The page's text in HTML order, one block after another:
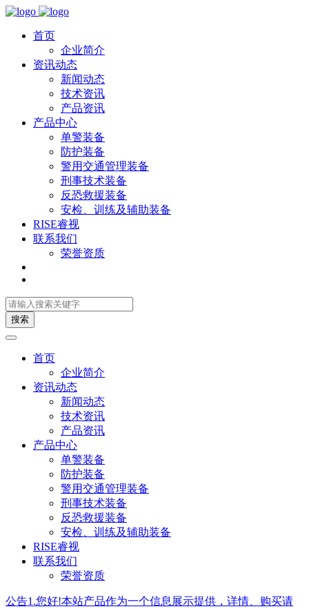
首页
企业简介
资讯动态
新闻动态
技术资讯
产品资讯
产品中心
单警装备
防护装备
警用交通管理装备
刑事技术装备
反恐救援装备
安检、训练及辅助装备
RISE睿视
联系我们
荣誉资质
搜索
首页
企业简介
资讯动态
新闻动态
技术资讯
产品资讯
产品中心
单警装备
防护装备
警用交通管理装备
刑事技术装备
反恐救援装备
安检、训练及辅助装备
RISE睿视
联系我们
荣誉资质
公告1.您好!本站产品作为一个信息展示提供，详情、购买请